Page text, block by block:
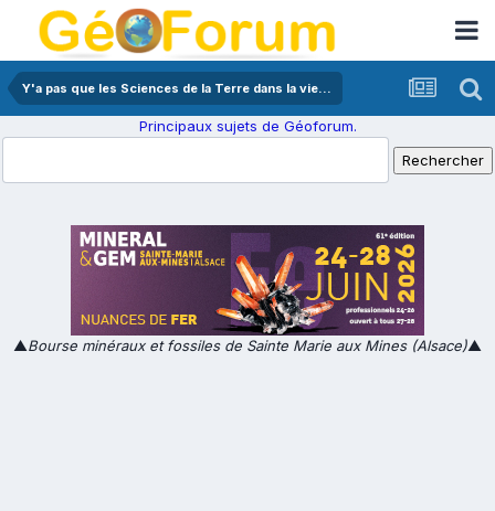
Y'a pas que les Sciences de la Terre dans la vie...
Principaux sujets de Géoforum.
▲Bourse minéraux et fossiles de Sainte Marie aux Mines (Alsace)▲